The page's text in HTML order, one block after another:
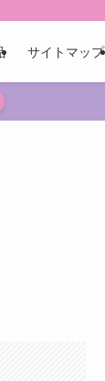
サイトマップ